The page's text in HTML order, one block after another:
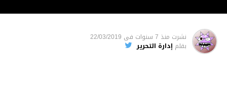
نشرت منذ 7 سنوات فى 22/03/2019
بقلم إدارة التحرير